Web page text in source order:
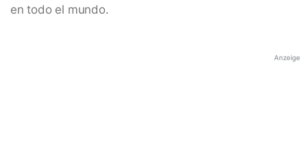
en todo el mundo.
Anzeige